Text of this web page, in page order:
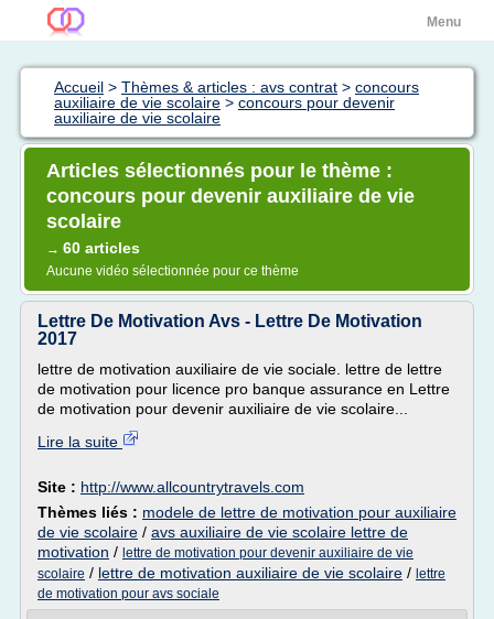
Menu
Accueil > Thèmes & articles : avs contrat > concours
auxiliaire de vie scolaire > concours pour devenir
auxiliaire de vie scolaire
Articles sélectionnés pour le thème :
concours pour devenir auxiliaire de vie
scolaire
→ 60 articles
Aucune vidéo sélectionnée pour ce thème
Lettre De Motivation Avs - Lettre De Motivation
2017
lettre de motivation auxiliaire de vie sociale. lettre de lettre
de motivation pour licence pro banque assurance en Lettre
de motivation pour devenir auxiliaire de vie scolaire...
Lire la suite
Site : http://www.allcountrytravels.com
Thèmes liés : modele de lettre de motivation pour auxiliaire
de vie scolaire / avs auxiliaire de vie scolaire lettre de
motivation / lettre de motivation pour devenir auxiliaire de vie
scolaire / lettre de motivation auxiliaire de vie scolaire / lettre
de motivation pour avs sociale